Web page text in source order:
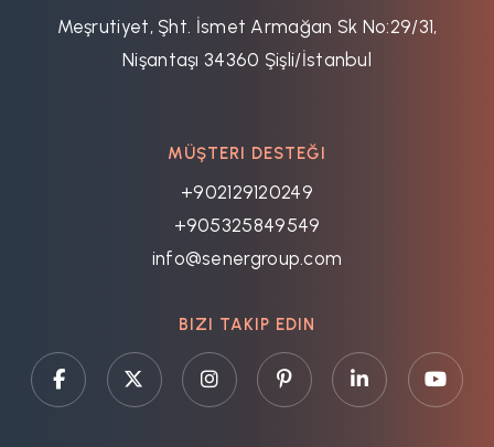
Meşrutiyet, Şht. İsmet Armağan Sk No:29/31,
Nişantaşı 34360 Şişli/İstanbul
MÜŞTERI DESTEĞI
+902129120249
+905325849549
info@senergroup.com
BIZI TAKIP EDIN